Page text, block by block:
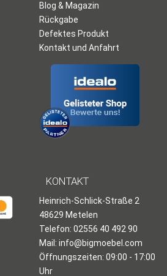
Blog & Magazin
Rückgabe
Defektes Produkt
Kontakt und Anfahrt
KONTAKT
Heinrich-Schlick-Straße 2
48629 Metelen
Telefon: 02556 40 492 90
Mail: info@bigmoebel.com
Öffnungszeiten: 09:00 - 17:00
Uhr